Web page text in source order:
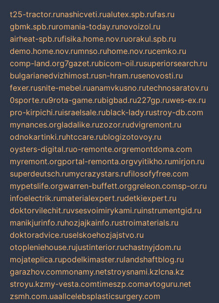
t25-tractor.runashicveti.rualutex.spb.rufas.ru
gbmk.spb.ruromania-today.runovoizol.ru
airheat-spb.rufisika.home.nov.ruorakul.spb.ru
demo.home.nov.rumnso.ruhome.nov.rucemko.ru
comp-land.org7gazet.rubicom-oil.rusuperiorsearch.ru
bulgarianedvizhimost.rusn-hram.rusenovosti.ru
fexer.rusnite-mebel.ruanamvkusno.rutechnosaratov.ru
0sporte.ru9rota-game.rubigbad.ru227gp.ruwes-ex.ru
pro-kirpichi.ruisraelsale.rublack-lady.rustroy-db.com
mynances.orgladalike.ruzozor.rudvigremont.ru
odnokartinki.ruhtccare.rublogizotovoy.ru
oysters-digital.ruo-remonte.orgremontdoma.com
myremont.orgportal-remonta.orgvyitikho.rumirjon.ru
superdeutsch.rumycrazystars.rufilosofyfree.com
mypetslife.orgwarren-buffett.orggreleon.comsp-or.ru
infoelectrik.rumaterialexpert.rudetkiexpert.ru
doktorvilechit.ruvsesvoimirykami.ruinstrumentgid.ru
manikjurinfo.ruhozjajkainfo.rustroimaterials.ru
doktoradvice.ruselskoehozjajstvo.ru
otopleniehouse.rujustinterior.ruchastnyjdom.ru
mojateplica.rupodelkimaster.rulandshaftblog.ru
garazhov.commonamy.netstroysnami.kzlcna.kz
stroyu.kzmy-vesta.comtimeszp.comavtoguru.net
zsmh.com.uaallcelebsplasticsurgery.com